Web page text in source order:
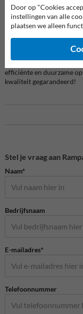
Toepassingen in
Of je nu een oprit wilt
afbakenen of de
Met deze verzonken
efficiënte en duurzame
kwaliteit gegarandeerd!
Stel je vraag aan
Naam*
Bedrijfsnaam
E-mailadres*
Telefoonnummer
Door op "Cookies
instellingen van alle
plaatsen we alleen